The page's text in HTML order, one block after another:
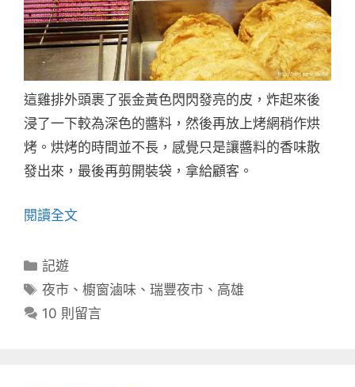
這雞排外頭裹了張金黃色閃閃發亮的皮，炸起來後
浸了一下較為深色的醬料，然後再放上烤網稍作烘
烤。烘烤的時間並不長，感覺只是讓醬料的香味散
發出來，最後再剪開裝袋，拿給顧客。
閱讀全文
分
類
記遊
標
籤
夜市 、櫥窗滷味 、瑞豐夜市 、 高雄
10 則留言